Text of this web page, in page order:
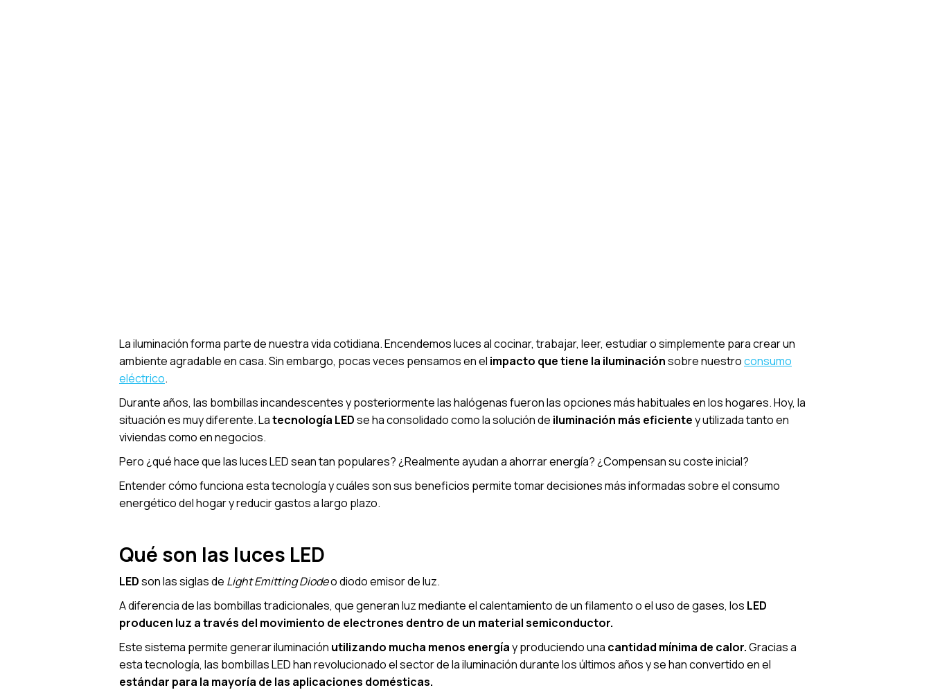
La iluminación forma parte de nuestra vida cotidiana. Encendemos luces al cocinar, trabajar, leer, estudiar o simplemente para crear un
ambiente agradable en casa. Sin embargo, pocas veces pensamos en el impacto que tiene la iluminaciónsobre nuestroconsumo
eléctrico.
Durante años, las bombillas incandescentes y posteriormente las halógenas fueron las opciones más habituales en los hogares. Hoy, la
situación es muy diferente. Latecnología LEDse ha consolidado como la solución de iluminación más eficientey utilizada tanto en
viviendas como en negocios.
Pero ¿qué hace que las luces LED sean tan populares? ¿Realmente ayudan a ahorrar energía? ¿Compensan su coste inicial?
Entender cómo funciona esta tecnología y cuáles son sus beneficios permite tomar decisiones más informadas sobre el consumo
energético del hogar y reducir gastos a largo plazo.
Qué son las luces LED
LEDson las siglas de Light Emitting Diodeo diodo emisor de luz.
A diferencia de las bombillas tradicionales, que generan luz mediante el calentamiento de un filamento o el uso de gases, los LED
producen luz a través del movimiento de electrones dentro de un material semiconductor.
Este sistema permite generar iluminación utilizando mucha menos energíay produciendo una cantidad mínima de calor.Gracias a
esta tecnología, las bombillas LED han revolucionado el sector de la iluminación durante los últimos años y se han convertido en el
estándar para la mayoría de las aplicaciones domésticas.